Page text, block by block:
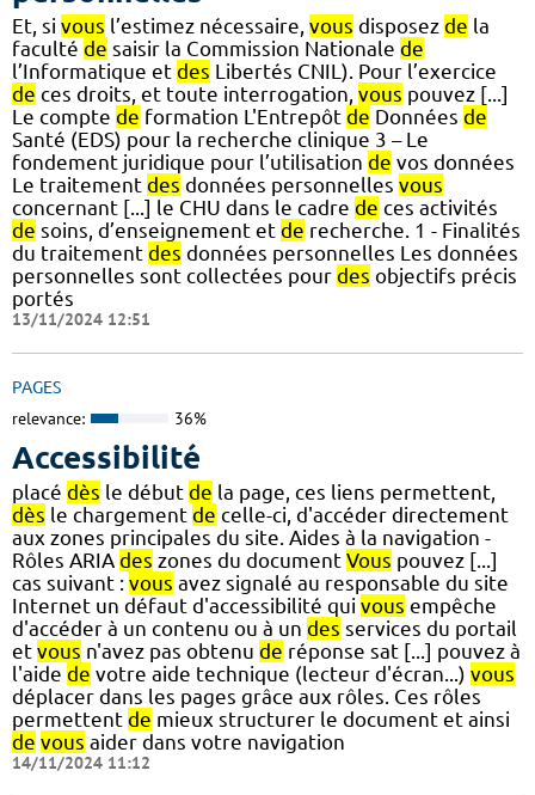
Et, si vous l’estimez nécessaire, vous disposez de la
faculté de saisir la Commission Nationale de
l’Informatique et des Libertés CNIL). Pour l’exercice
de ces droits, et toute interrogation, vous pouvez [...]
Le compte de formation L'Entrepôt de Données de
Santé (EDS) pour la recherche clinique 3 – Le
fondement juridique pour l’utilisation de vos données
Le traitement des données personnelles vous
concernant [...] le CHU dans le cadre de ces activités
de soins, d’enseignement et de recherche. 1 - Finalités
du traitement des données personnelles Les données
personnelles sont collectées pour des objectifs précis
portés
13/11/2024 12:51
PAGES
relevance: 36%
Accessibilité
placé dès le début de la page, ces liens permettent,
dès le chargement de celle-ci, d'accéder directement
aux zones principales du site. Aides à la navigation -
Rôles ARIA des zones du document Vous pouvez [...]
cas suivant : vous avez signalé au responsable du site
Internet un défaut d'accessibilité qui vous empêche
d'accéder à un contenu ou à un des services du portail
et vous n'avez pas obtenu de réponse sat [...] pouvez à
l'aide de votre aide technique (lecteur d'écran...) vous
déplacer dans les pages grâce aux rôles. Ces rôles
permettent de mieux structurer le document et ainsi
de vous aider dans votre navigation
14/11/2024 11:12